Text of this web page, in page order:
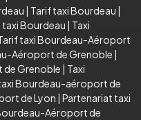
| Tarif taxi Bourdeau |
Bourdeau | Taxi
taxi Bourdeau-Aéroport
Aéroport de Grenoble |
Grenoble | Taxi
Bourdeau-aéroport de
de Lyon | Partenariat taxi
Aéroport de